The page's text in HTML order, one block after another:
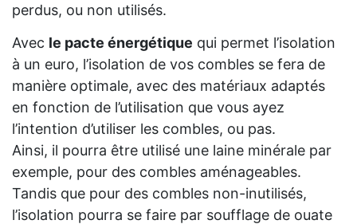
perdus, ou non utilisés.
Avec le pacte énergétique qui permet l’isolation
à un euro, l’isolation de vos combles se fera de
manière optimale, avec des matériaux adaptés
en fonction de l’utilisation que vous ayez
l’intention d’utiliser les combles, ou pas.
Ainsi, il pourra être utilisé une laine minérale par
exemple, pour des combles aménageables.
Tandis que pour des combles non-inutilisés,
l’isolation pourra se faire par soufflage de ouate